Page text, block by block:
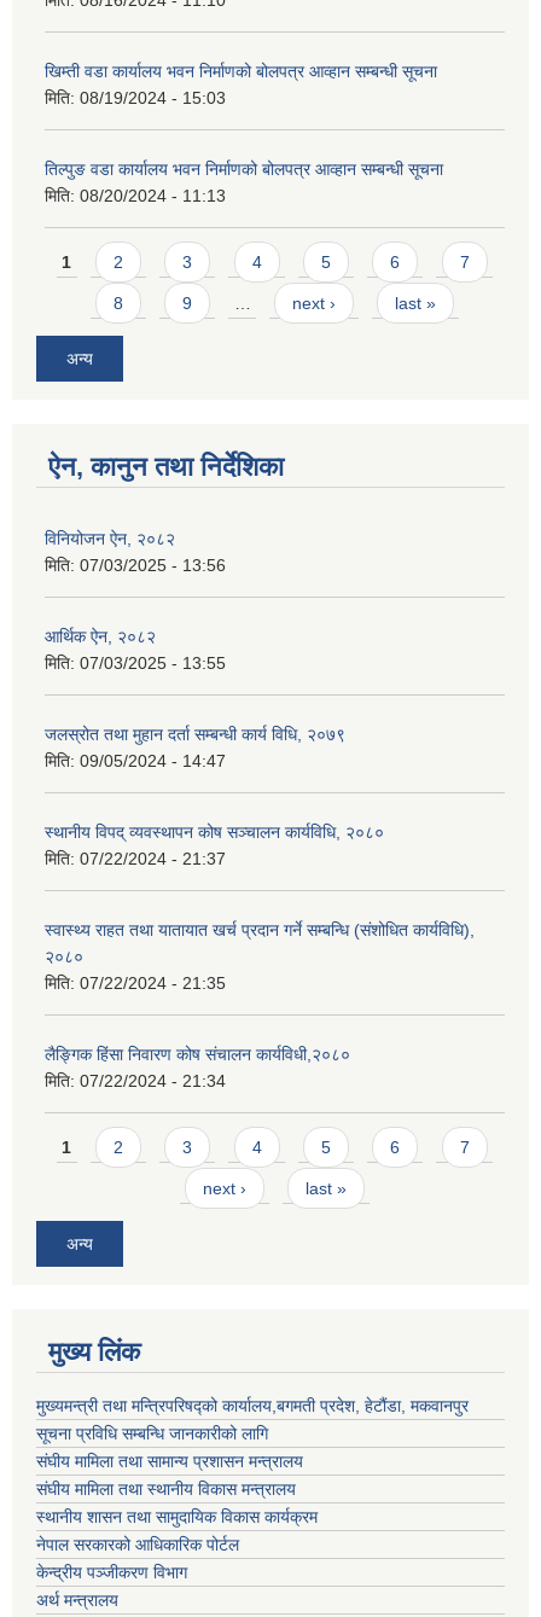
खिम्ती वडा कार्यालय भवन निर्माणको बोलपत्र आव्हान सम्बन्धी सूचना
मिति: 08/19/2024 - 15:03
तिल्पुङ वडा कार्यालय भवन निर्माणको बोलपत्र आव्हान सम्बन्धी सूचना
मिति: 08/20/2024 - 11:13
Pages
1 2 3 4 5 6 7
8 9 next › last »
अन्य
ऐन, कानुन तथा निर्देशिका
विनियोजन ऐन, २०८२
मिति: 07/03/2025 - 13:56
आर्थिक ऐन, २०८२
मिति: 07/03/2025 - 13:55
जलस्रोत तथा मुहान दर्ता सम्बन्धी कार्य विधि, २०७९
मिति: 09/05/2024 - 14:47
स्थानीय विपद् व्यवस्थापन कोष सञ्चालन कार्यविधि, २०८०
मिति: 07/22/2024 - 21:37
स्वास्थ्य राहत तथा यातायात खर्च प्रदान गर्ने सम्बन्धि (संशोधित कार्यविधि),
२०८०
मिति: 07/22/2024 - 21:35
लैङ्गिक हिंसा निवारण कोष संचालन कार्यविधी,२०८०
मिति: 07/22/2024 - 21:34
Pages
1 2 3 4 5 6 7
next › last »
अन्य
मुख्य लिंक
मुख्यमन्त्री तथा मन्त्रिपरिषद्को कार्यालय,बगमती प्रदेश, हेटौंडा, मकवानपुर
सूचना प्रविधि सम्बन्धि जानकारीको लागि
संघीय मामिला तथा सामान्य प्रशासन मन्त्रालय
संघीय मामिला तथा स्थानीय विकास मन्त्रालय
स्थानीय शासन तथा सामुदायिक विकास कार्यक्रम
नेपाल सरकारको आधिकारिक पोर्टल
केन्द्रीय पञ्जीकरण विभाग
अर्थ मन्त्रालय